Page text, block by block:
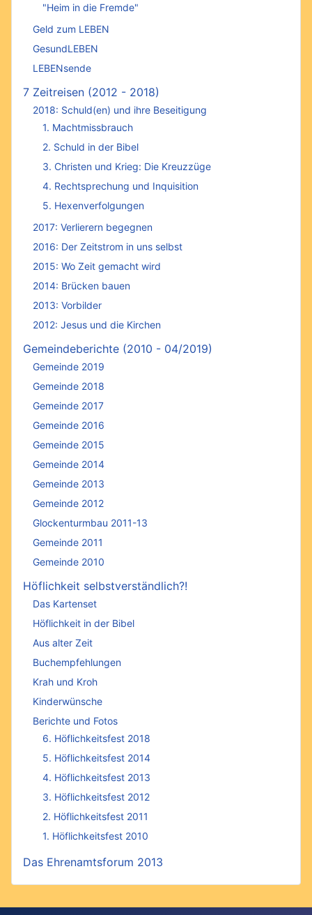
"Heim in die Fremde"
Geld zum LEBEN
GesundLEBEN
LEBENsende
7 Zeitreisen (2012 - 2018)
2018: Schuld(en) und ihre Beseitigung
1. Machtmissbrauch
2. Schuld in der Bibel
3. Christen und Krieg: Die Kreuzzüge
4. Rechtsprechung und Inquisition
5. Hexenverfolgungen
2017: Verlierern begegnen
2016: Der Zeitstrom in uns selbst
2015: Wo Zeit gemacht wird
2014: Brücken bauen
2013: Vorbilder
2012: Jesus und die Kirchen
Gemeindeberichte (2010 - 04/2019)
Gemeinde 2019
Gemeinde 2018
Gemeinde 2017
Gemeinde 2016
Gemeinde 2015
Gemeinde 2014
Gemeinde 2013
Gemeinde 2012
Glockenturmbau 2011-13
Gemeinde 2011
Gemeinde 2010
Höflichkeit selbstverständlich?!
Das Kartenset
Höflichkeit in der Bibel
Aus alter Zeit
Buchempfehlungen
Krah und Kroh
Kinderwünsche
Berichte und Fotos
6. Höflichkeitsfest 2018
5. Höflichkeitsfest 2014
4. Höflichkeitsfest 2013
3. Höflichkeitsfest 2012
2. Höflichkeitsfest 2011
1. Höflichkeitsfest 2010
Das Ehrenamtsforum 2013